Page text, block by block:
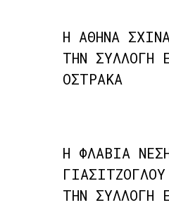
Η ΑΘΗΝΑ
ΤΗΝ ΣΥΛΛΟΓΗ
ΟΣΤΡΑΚΑ
Η ΦΛΑΒΙΑ
ΤΗΝ ΣΥΛΛΟΓΗ